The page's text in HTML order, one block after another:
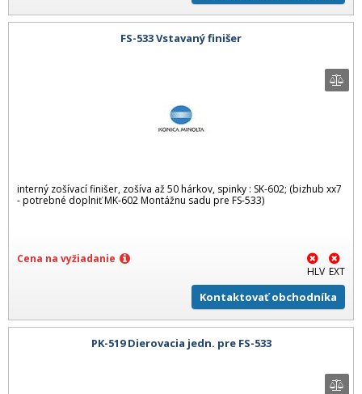
FS-533 Vstavaný finišer
interný zošívací finišer, zošíva až 50 hárkov, spinky : SK-602; (bizhub xx7
- potrebné doplniť MK-602 Montážnu sadu pre FS-533)
Cena na vyžiadanie
HLV EXT
Kontaktovať obchodníka
PK-519 Dierovacia jedn. pre FS-533